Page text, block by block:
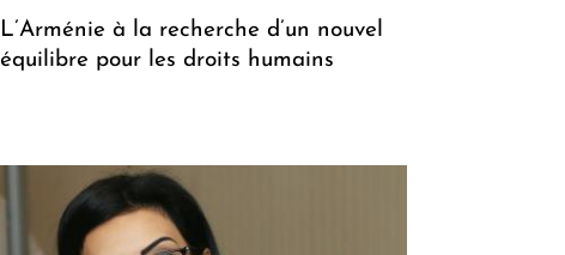
L’Arménie à la recherche d’un nouvel
équilibre pour les droits humains